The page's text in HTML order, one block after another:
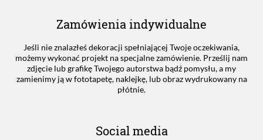
Zamówienia indywidualne
Jeśli nie znalazłeś dekoracji spełniającej Twoje oczekiwania,
możemy wykonać projekt na specjalne zamówienie. Prześlij nam
zdjęcie lub grafikę Twojego autorstwa bądź pomysłu, a my
zamienimy ją w fototapetę, naklejkę, lub obraz wydrukowany na
płótnie.
Social media